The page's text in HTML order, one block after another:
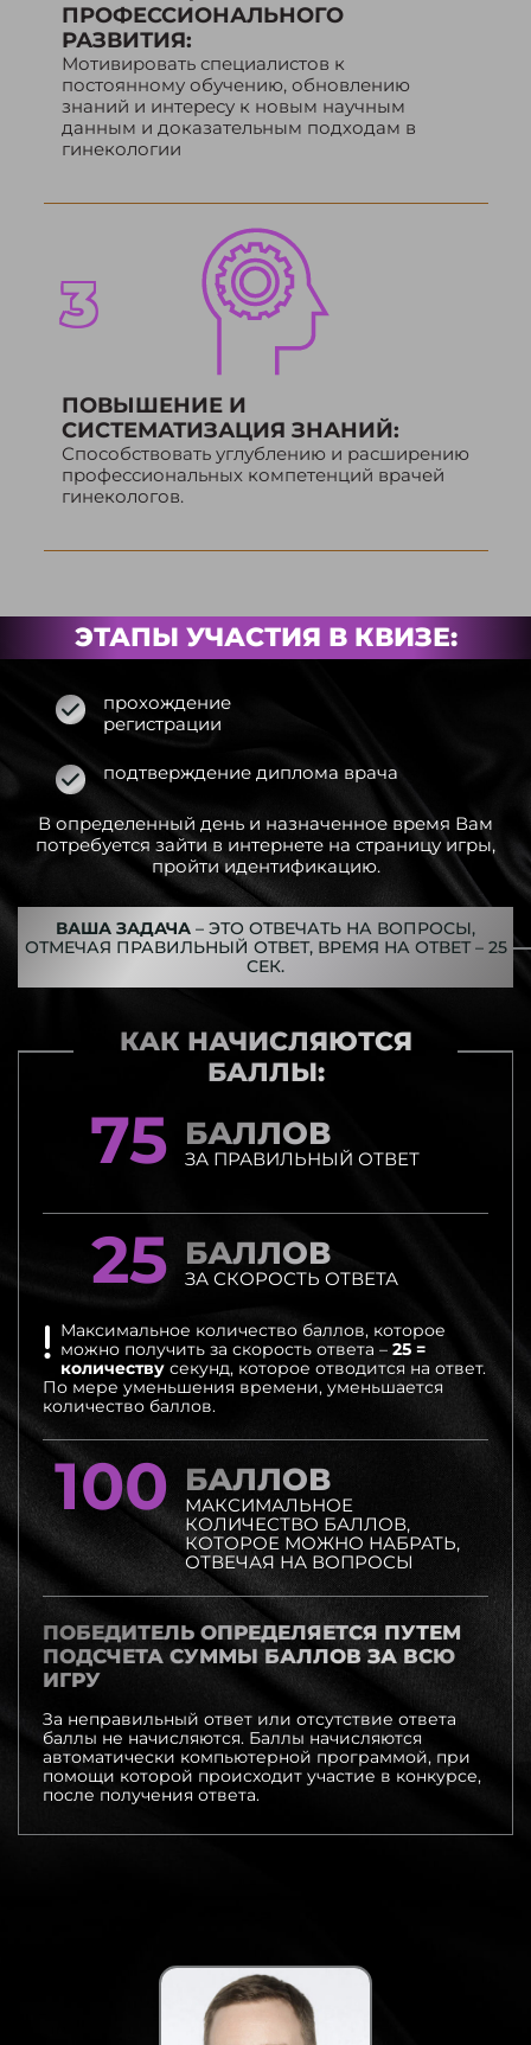
ПРОФЕССИОНАЛЬНОГО
РАЗВИТИЯ:
Мотивировать специалистов к
постоянному обучению, обновлению
знаний и интересу к новым научным
данным и доказательным подходам в
гинекологии
3
ПОВЫШЕНИЕ И
СИСТЕМАТИЗАЦИЯ ЗНАНИЙ:
Способствовать углублению и расширению
профессиональных компетенций врачей
гинекологов.
ЭТАПЫ УЧАСТИЯ В КВИЗЕ:
прохождение
регистрации
подтверждение диплома врача
В определенный день и назначенное время Вам
потребуется зайти в интернете на страницу игры,
пройти идентификацию.
ВАША ЗАДАЧА – ЭТО ОТВЕЧАТЬ НА ВОПРОСЫ,
ОТМЕЧАЯ ПРАВИЛЬНЫЙ ОТВЕТ, ВРЕМЯ НА ОТВЕТ – 25
СЕК.
КАК НАЧИСЛЯЮТСЯ
БАЛЛЫ:
75 БАЛЛОВ
ЗА ПРАВИЛЬНЫЙ ОТВЕТ
25 БАЛЛОВ
ЗА СКОРОСТЬ ОТВЕТА
Максимальное количество баллов, которое
можно получить за скорость ответа – 25 =
количеству секунд, которое отводится на ответ.
По мере уменьшения времени, уменьшается
количество баллов.
100 БАЛЛОВ
МАКСИМАЛЬНОЕ
КОЛИЧЕСТВО БАЛЛОВ,
КОТОРОЕ МОЖНО НАБРАТЬ,
ОТВЕЧАЯ НА ВОПРОСЫ
ПОБЕДИТЕЛЬ ОПРЕДЕЛЯЕТСЯ ПУТЕМ
ПОДСЧЕТА СУММЫ БАЛЛОВ ЗА ВСЮ
ИГРУ
За неправильный ответ или отсутствие ответа
баллы не начисляются. Баллы начисляются
автоматически компьютерной программой, при
помощи которой происходит участие в конкурсе,
после получения ответа.